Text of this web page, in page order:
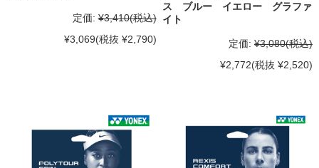
定価: ¥3,410(税込)
¥3,069(税抜 ¥2,790)
ス ブルー イエロー グラファ
イト
定価: ¥3,080(税込)
¥2,772(税抜 ¥2,520)